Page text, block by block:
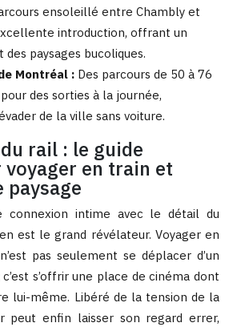
ensoleillé entre Chambly et
introduction, offrant un
paysages bucoliques.
Montréal : Des parcours de 50 à 76
des sorties à la journée,
de la ville sans voiture.
rail : le guide
en train et
paysage
intime avec le détail du
est le grand révélateur. Voyager en
pas seulement se déplacer d’un
s’offrir une place de cinéma dont
lui-même. Libéré de la tension de la
peut enfin laisser son regard errer,